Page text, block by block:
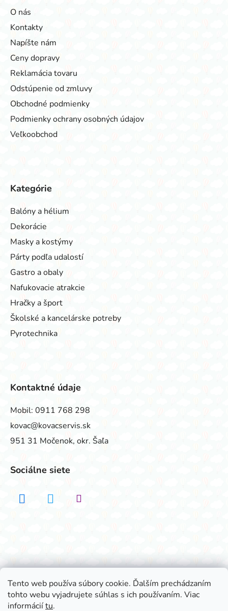
Tento web používa súbory cookie. Ďalším prechádzaním
tohto webu vyjadrujete súhlas s ich používaním. Viac
informáciítu.
O nás
Kontakty
Napíšte nám
Ceny dopravy
Reklamácia tovaru
Odstúpenie od zmluvy
Obchodné podmienky
Podmienky ochrany osobných údajov
Veľkoobchod
Kategórie
Balóny a hélium
Dekorácie
Masky a kostýmy
Párty podľa udalostí
Gastro a obaly
Nafukovacie atrakcie
Hračky a šport
Školské a kancelárske potreby
Pyrotechnika
Kontaktné údaje
Mobil: 0911 768 298
kovac@kovacservis.sk
951 31 Močenok, okr. Šaľa
Sociálne siete